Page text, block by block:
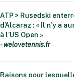
ATP > Rusedski
d’Alcaraz : « Il n’y a
à l’US Open »
-welovetennis.fr
Raisons pour